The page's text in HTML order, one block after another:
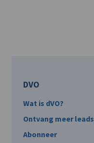
DVO
Wat is dVO?
Ontvang meer leads
Abonneer